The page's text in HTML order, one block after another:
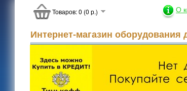
О
Интернет-магазин
Товаров: 0 (0 р.)